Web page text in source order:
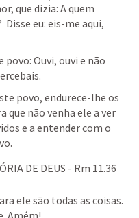
que dizia: A quem
Disse eu: eis-me aqui,
povo: Ouvi, ouvi e não
povo, endurece-lhe os
que não venha ele a ver
e a entender com o
DE DEUS - Rm 11.36
ele são todas as coisas.
Amém!